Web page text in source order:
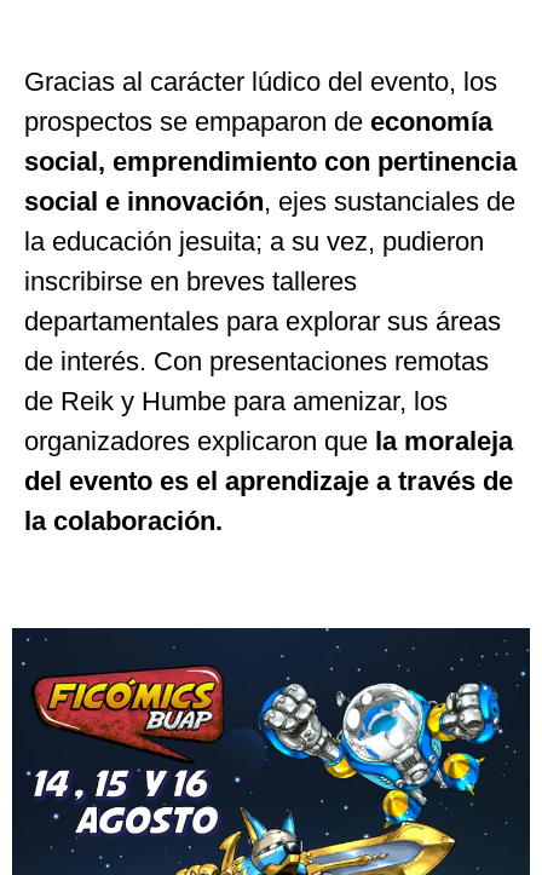
Gracias al carácter lúdico del evento, los
prospectos se empaparon de economía
social, emprendimiento con pertinencia
social e innovación, ejes sustanciales de
la educación jesuita; a su vez, pudieron
inscribirse en breves talleres
departamentales para explorar sus áreas
de interés. Con presentaciones remotas
de Reik y Humbe para amenizar, los
organizadores explicaron que la moraleja
del evento es el aprendizaje a través de
la colaboración.